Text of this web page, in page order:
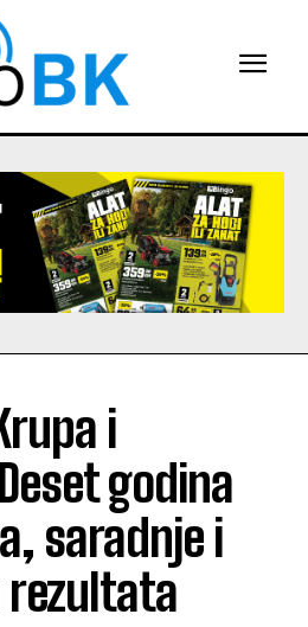
i
godina
saradnje i
rezultata